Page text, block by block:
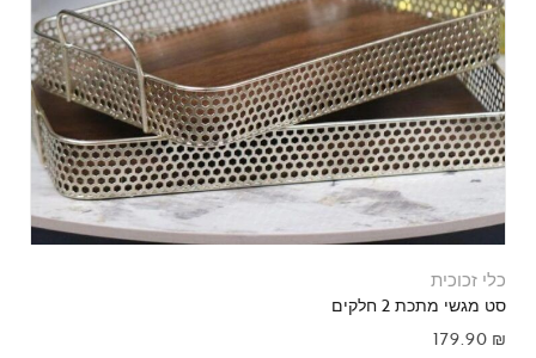
כלי זכוכית
סט מגשי מתכת 2 חלקים
179.90 ₪